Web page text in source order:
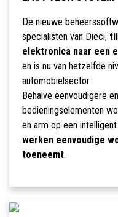
De nieuwe
specialisten van Dieci,
elektronica naar een
en is nu van hetzelfde
automobielsector.
Behalve eenvoudigere
bedieningselementen
en arm op een
werken eenvoudige
toeneemt.